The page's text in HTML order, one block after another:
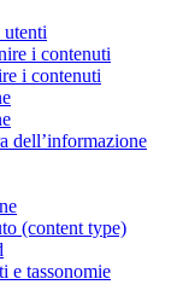
i contenuti
i contenuti
dell’informazione
(content type)
e tassonomie